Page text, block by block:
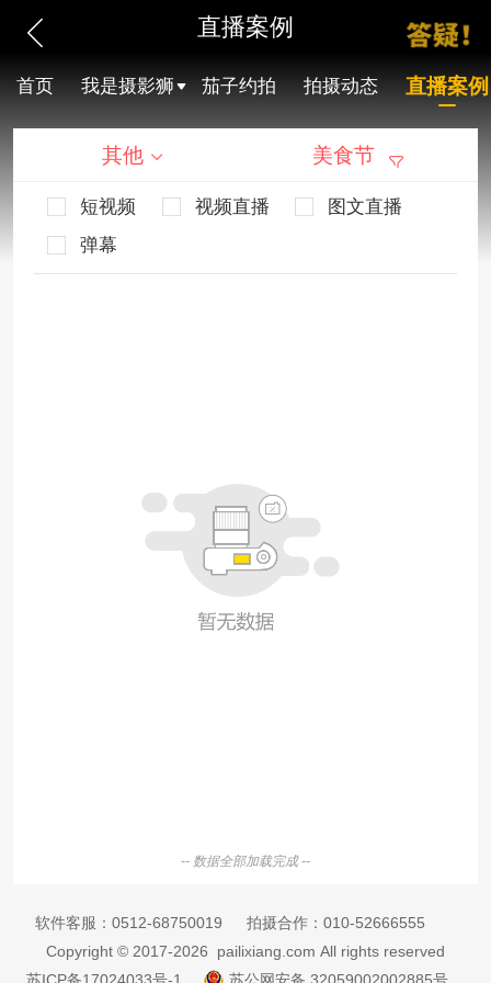
直播案例
首页 我是摄影狮 茄子约拍 拍摄动态 直播案例
其他 美食节
短视频 视频直播
图文直播
弹幕
-- 数据全部加载完成 --
软件客服： 0512-68750019 拍摄合作： 010-52666555
Copyright © 2017-2026 pailixiang.com All rights reserved
苏ICP备17024033号-1
苏公网安备 32059002002885号